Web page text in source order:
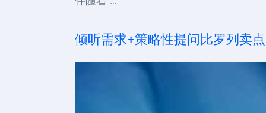
倾听需求+策略性提问比罗列卖